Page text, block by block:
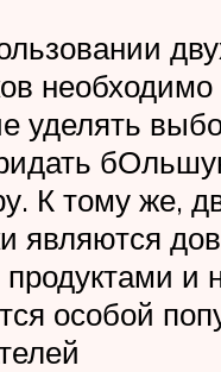
уделять
К тому же,
являются
и
особой